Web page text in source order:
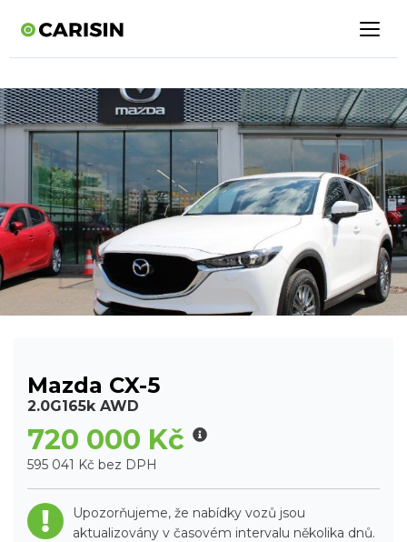
Mazda CX-5
2.0G165k AWD
720 000 Kč
595 041 Kč bez DPH
Upozorňujeme, že nabídky vozů jsou
aktualizovány v časovém intervalu několika dnů.